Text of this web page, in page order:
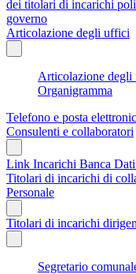
dei titolari di incarichi
governo
Articolazione degli uffici
Articolazione degli
Organigramma
Telefono e posta
Consulenti e collaboratori
Link Incarichi Banca Dati
Titolari di incarichi di
Personale
Titolari di incarichi
Segretario